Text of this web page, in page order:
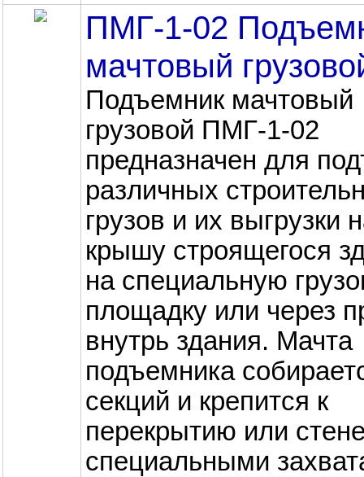
ПМГ-1-02
мачтовый
Подъемник мачтовый
грузовой ПМГ-1-02
предназначен для
различных
грузов и их выгрузки
крышу строящегося
на специальную
площадку или через
внутрь здания. Мачта
подъемника
секций и крепится к
перекрытию или
специальными